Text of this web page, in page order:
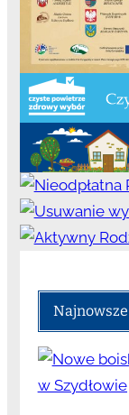
Najnowsze